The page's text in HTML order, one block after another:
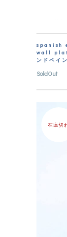
spanish
wall
ンドペイ
SoldOut
在庫切